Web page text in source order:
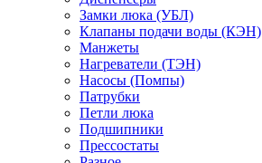
Замки люка (УБЛ)
Клапаны подачи воды (КЭН)
Манжеты
Нагреватели (ТЭН)
Насосы (Помпы)
Патрубки
Петли люка
Подшипники
Прессостаты